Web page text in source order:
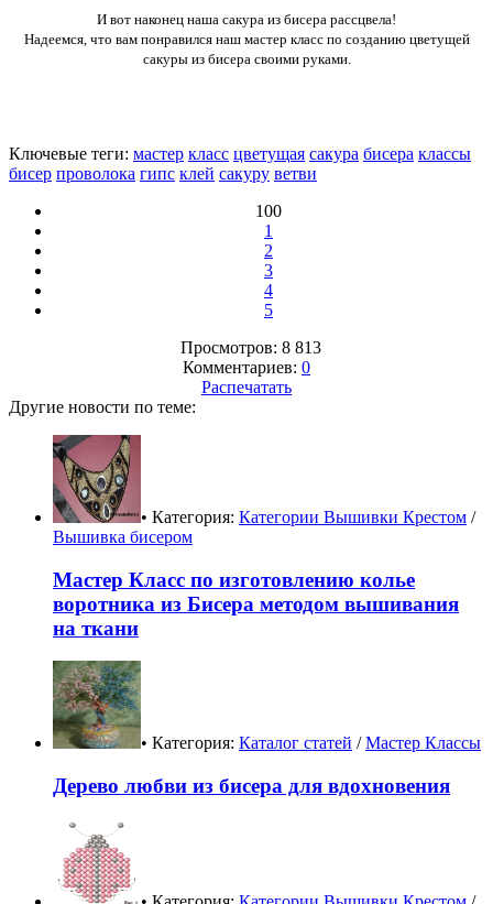
И вот наконец наша сакура из бисера рассцвела!
Надеемся, что вам понравился наш мастер класс по созданию цветущей
сакуры из бисера своими руками.
Ключевые теги: мастер класс цветущая сакура бисера классы
бисер проволока гипс клей сакуру ветви
100
1
2
3
4
5
Просмотров: 8 813
Комментариев: 0
Распечатать
Другие новости по теме:
• Категория: Категории Вышивки Крестом /
Вышивка бисером
Мастер Класс по изготовлению колье
воротника из Бисера методом вышивания
на ткани
• Категория: Каталог статей /Мастер Классы
Дерево любви из бисера для вдохновения